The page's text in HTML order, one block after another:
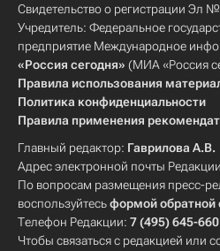
Свидетельство о регистрации Эл
Учредитель: Федеральное
предприятие Международное
«Россия сегодня» (МИА «Россия
Правила использования
Политика конфиденциальности
Правила применения
Главный редактор: Гаврилова А.В.
Адрес электронной почты
По вопросам размещения пресс-
воспользуйтесьформой обратной
Телефон Редакции: 7 (495) 645-
Чтобы связаться с редакцией или